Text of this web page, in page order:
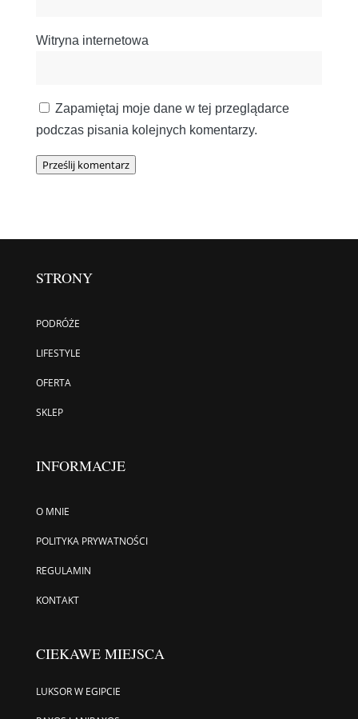
Witryna internetowa
Zapamiętaj moje dane w tej przeglądarce
podczas pisania kolejnych komentarzy.
Prześlij komentarz
STRONY
PODRÓŻE
LIFESTYLE
OFERTA
SKLEP
INFORMACJE
O MNIE
POLITYKA PRYWATNOŚCI
REGULAMIN
KONTAKT
CIEKAWE MIEJSCA
LUKSOR W EGIPCIE